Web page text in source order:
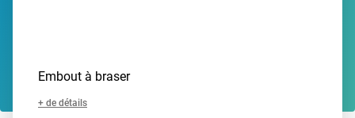
Embout à braser
+ de détails